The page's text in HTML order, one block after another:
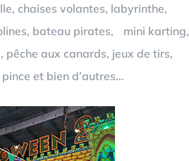
chaises volantes, labyrinthe,
bateau pirates, mini karting,
pêche aux canards, jeux de tirs,
et bien d’autres…